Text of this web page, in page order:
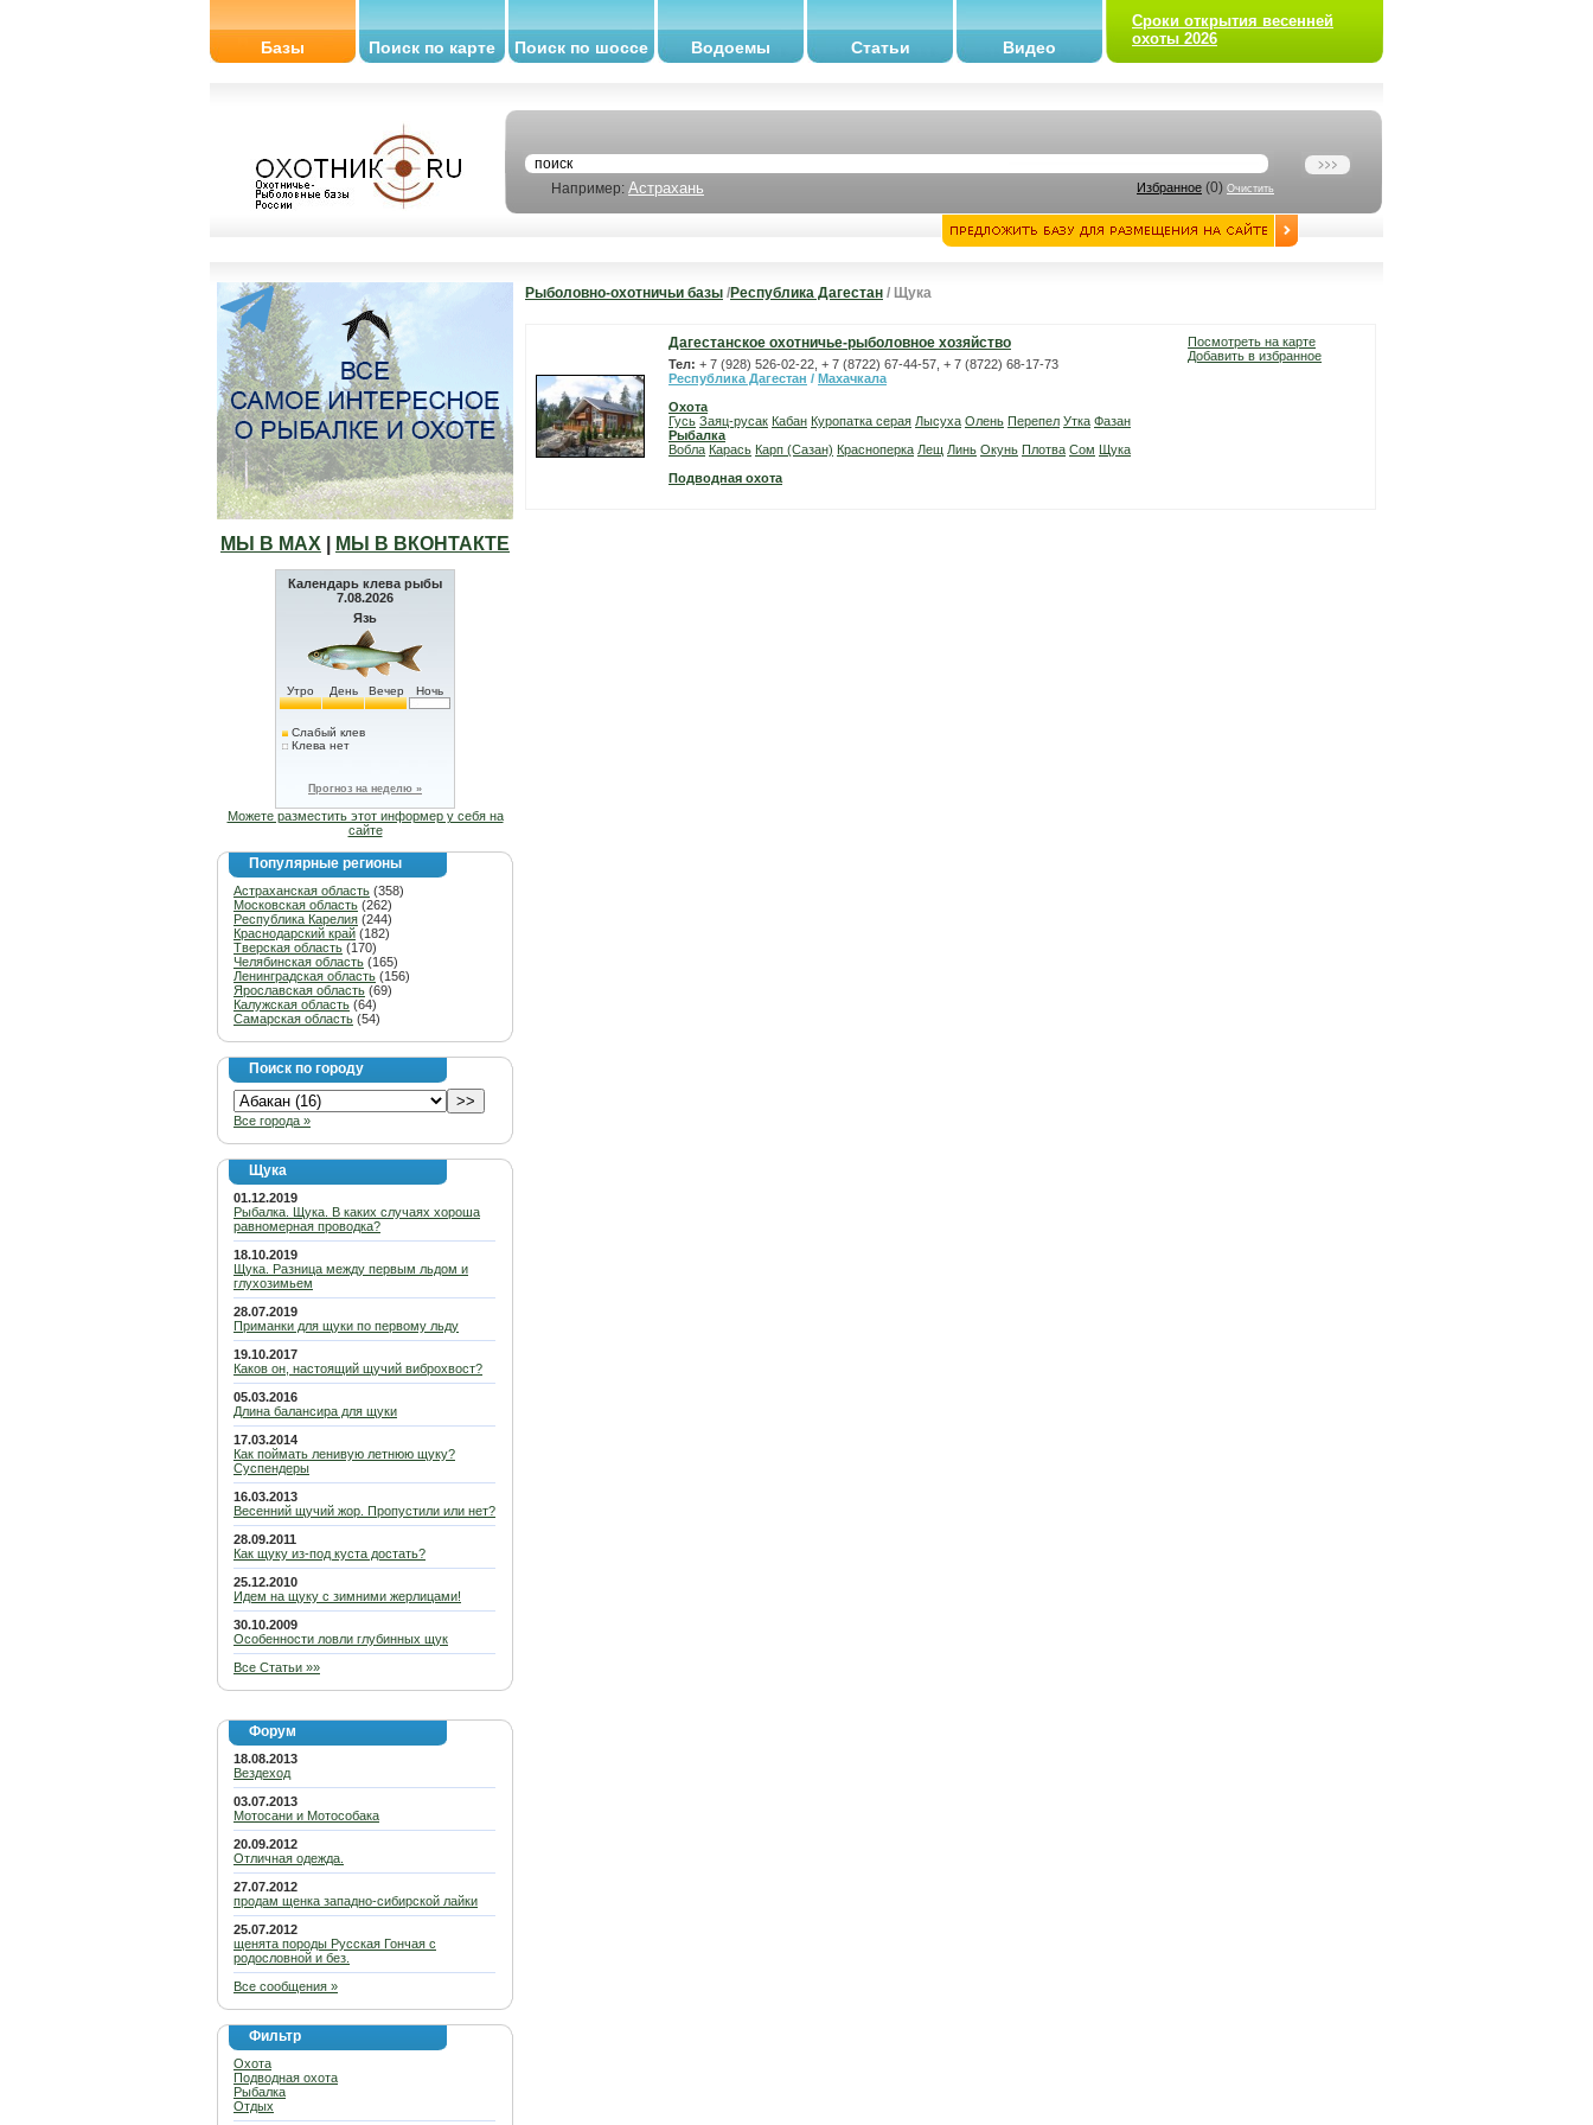
Базы Поиск по карте Поиск по шоссе Водоемы Статьи Видео
Сроки открытия весенней
охоты 2026
Например: Астрахань Избранное (0) Очистить
МЫ В МАХ МЫ В ВКОНТАКТЕ
Календарь клева рыбы
7.08.2026
Язь
Утро День Вечер Ночь
Слабый клев
Клева нет
Прогноз на неделю »
Можете разместить этот информер у себя на
сайте
Популярные регионы
Астраханская область (358)
Московская область (262)
Республика Карелия (244)
Краснодарский край (182)
Тверская область (170)
Челябинская область (165)
Ленинградская область (156)
Ярославская область (69)
Калужская область (64)
Самарская область (54)
Поиск по городу
Все города »
Щука
01.12.2019
Рыбалка. Щука. В каких случаях хороша
равномерная проводка?
18.10.2019
Щука. Разница между первым льдом и
глухозимьем
28.07.2019
Приманки для щуки по первому льду
19.10.2017
Каков он, настоящий щучий виброхвост?
05.03.2016
Длина балансира для щуки
17.03.2014
Как поймать ленивую летнюю щуку?
Суспендеры
16.03.2013
Весенний щучий жор. Пропустили или нет?
28.09.2011
Как щуку из-под куста достать?
25.12.2010
Идем на щуку с зимними жерлицами!
30.10.2009
Особенности ловли глубинных щук
Все Статьи »»
Форум
18.08.2013
Вездеход
03.07.2013
Мотосани и Мотособака
20.09.2012
Отличная одежда.
27.07.2012
продам щенка западно-сибирской лайки
25.07.2012
щенята породы Русская Гончая с
родословной и без.
Все сообщения »
Фильтр
Охота
Подводная охота
Рыбалка
Отдых
Рыболовно-охотничьи базы /Республика Дагестан / Щука
Дагестанское охотничье-рыболовное хозяйство
Тел: + 7 (928) 526-02-22, + 7 (8722) 67-44-57, + 7 (8722) 68-17-73
Республика Дагестан / Махачкала
Охота
Гусь Заяц-русак Кабан Куропатка серая Лысуха Олень Перепел Утка Фазан
Рыбалка
Вобла Карась Карп (Сазан) Красноперка Лещ Линь Окунь Плотва Сом Щука
Подводная охота
Посмотреть на карте
Добавить в избранное